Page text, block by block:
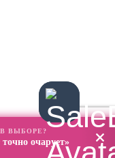
ВЫБОРЕ?
очарует»